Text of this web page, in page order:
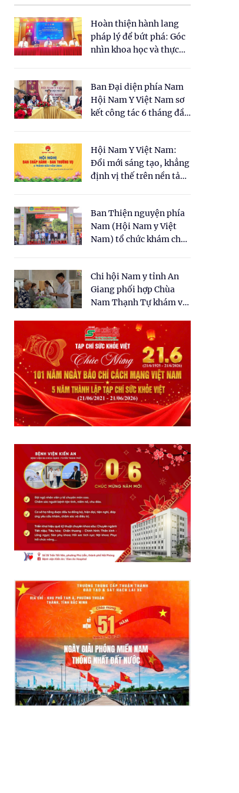
Hoàn thiện hành lang
pháp lý để bứt phá: Góc
nhìn khoa học và thực
cho Luật Y dược cổ
truyền Việt Nam"
Ban Đại diện phía Nam
Hội Nam Y Việt Nam sơ
kết công tác 6 tháng đầu
Hội Nam Y Việt Nam:
Đổi mới sáng tạo, khẳng
định vị thế trên nền tảng
Ban Thiện nguyện phía
Nam (Hội Nam y Việt
Nam) tổ chức khám chữa
dân tại xã Tân Tập
Chi hội Nam y tỉnh An
Giang phối hợp Chùa
Nam Thạnh Tự khám và
nhân dân